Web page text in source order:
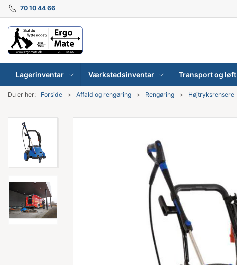
70 10 44 66
Lagerinventar Værkstedsinventar Transport og løft
Du er her: Forside Affald og rengøring Rengøring Højtryksrensere